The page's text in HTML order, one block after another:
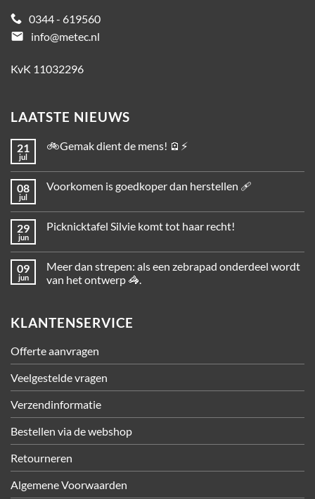
0344 - 619560
email
info@metec.nl
KvK 11032296
LAATSTE NIEUWS
21
jul
🚲Gemak dient de mens! 🪫⚡
08
jul
Voorkomen is goedkoper dan herstellen 🩹
29
jun
Picknicktafel Silvie komt tot haar recht!
09
jun
Meer dan strepen: als een zebrapad onderdeel wordt
van het ontwerp 🦓.
KLANTENSERVICE
Offerte aanvragen
Veelgestelde vragen
Verzendinformatie
Bestellen via de webshop
Retourneren
Algemene Voorwaarden